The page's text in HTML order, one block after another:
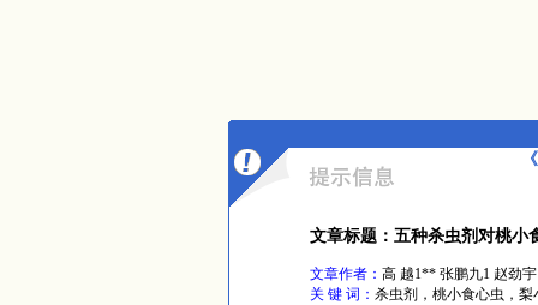
文章标题：五种杀虫剂对桃小
文章作者： 高 越1** 张鹏九1 赵劲
关 键 词： 杀虫剂，桃小食心虫，